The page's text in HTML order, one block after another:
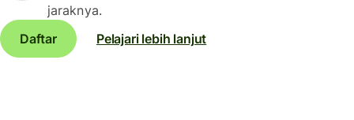
jaraknya.
Daftar
Pelajari lebih lanjut